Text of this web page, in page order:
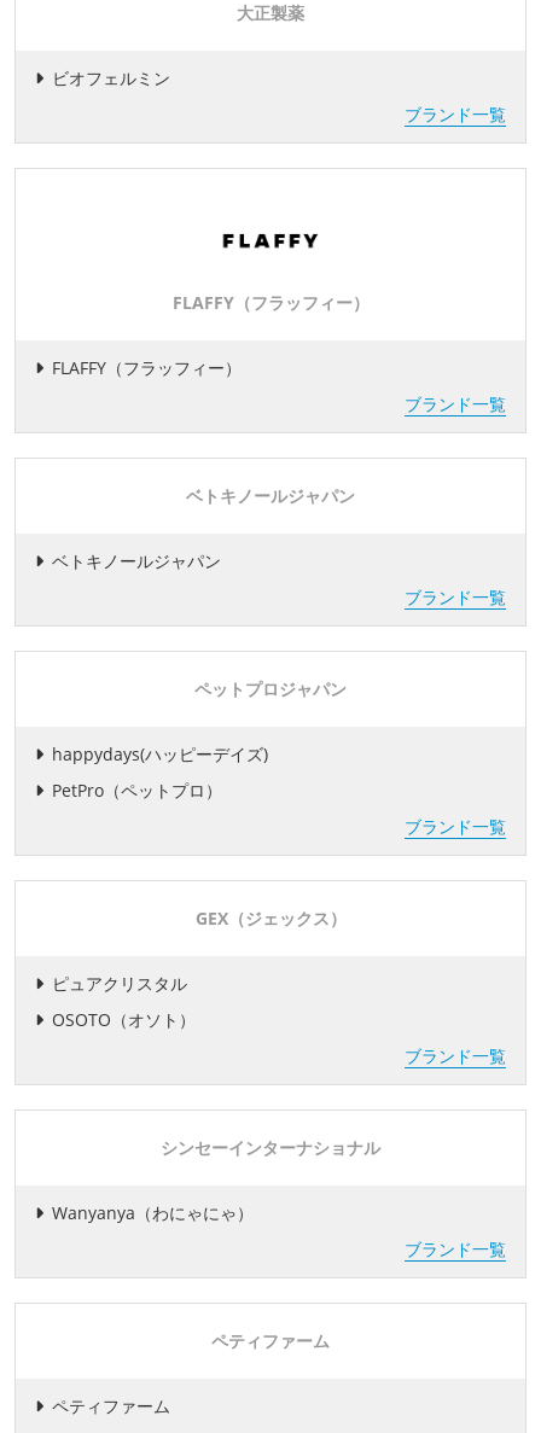
大正製薬
ビオフェルミン
ブランド一覧
FLAFFY（フラッフィー）
FLAFFY（フラッフィー）
ブランド一覧
ベトキノールジャパン
ベトキノールジャパン
ブランド一覧
ペットプロジャパン
happydays(ハッピーデイズ)
PetPro（ペットプロ）
ブランド一覧
GEX（ジェックス）
ピュアクリスタル
OSOTO（オソト）
ブランド一覧
シンセーインターナショナル
Wanyanya（わにゃにゃ）
ブランド一覧
ペティファーム
ペティファーム